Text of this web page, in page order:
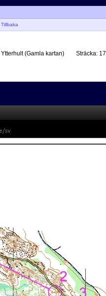
Tillbaka
Ytterhult (Gamla kartan) Sträcka: